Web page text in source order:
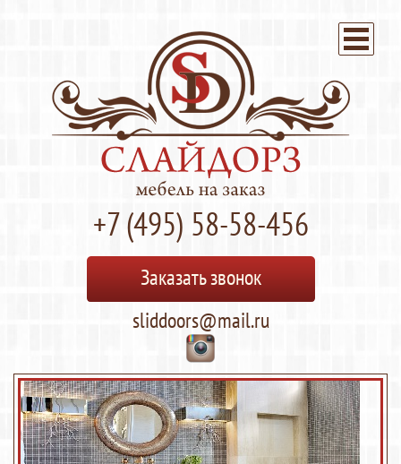
+7 (495) 58-58-456
Заказать звонок
sliddoors@mail.ru